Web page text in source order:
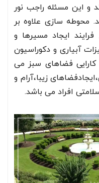
و این مسئله راجب نور
محوطه سازی علاوه بر
ایجاد مسیرها و
آبیاری و دکوراسیون
فضاهای سبز می
زیبا،آرام و
افراد می باشد.